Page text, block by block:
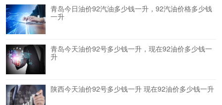
青岛今日油价92汽油多少钱一升，92汽油价格多少钱
一升
青岛今天油价92号多少钱一升，现在92油价多少钱一
升
陕西今天油价92号多少钱一升 现在92油价多少钱一升